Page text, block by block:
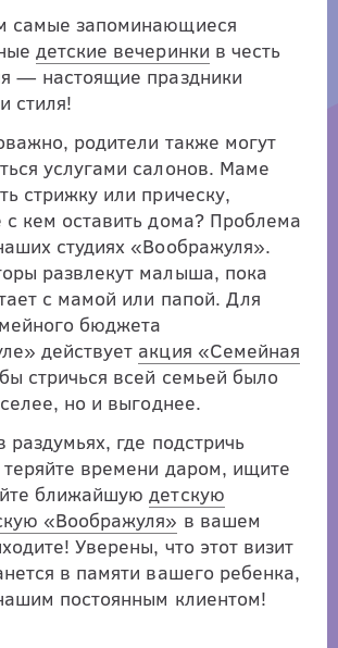
самые запоминающиеся
детские вечеринки в честь
— настоящие праздники
стиля!
родители также могут
услугами салонов. Маме
стрижку или прическу,
кем оставить дома? Проблема
студиях «Воображуля».
развлекут малыша, пока
с мамой или папой. Для
бюджета
действует акция «Семейная
стричься всей семьей было
но и выгоднее.
где подстричь
времени даром, ищите
ближайшуюдетскую
«Воображуля» в вашем
Уверены, что этот визит
в памяти вашего ребенка,
постоянным клиентом!